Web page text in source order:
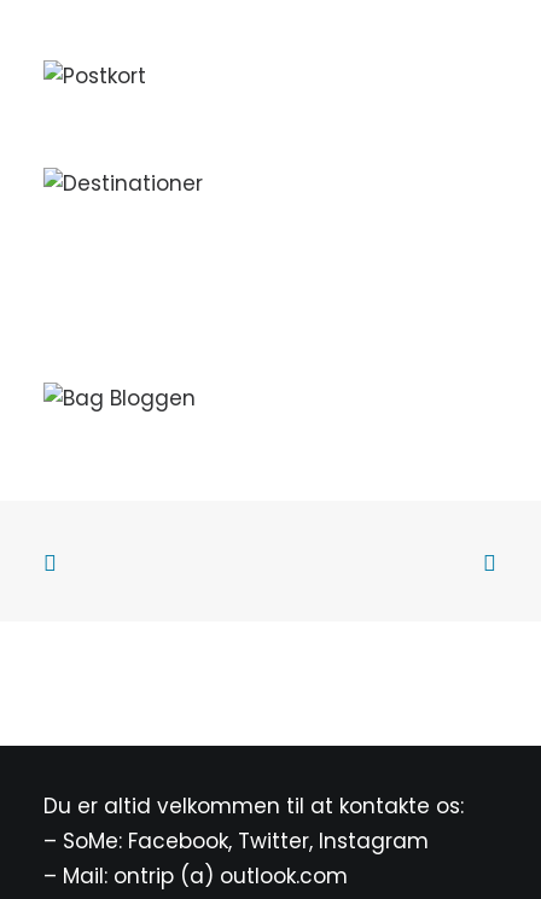
Du er altid velkommen til at kontakte os:
– SoMe: Facebook, Twitter, Instagram
– Mail: ontrip (a) outlook.com